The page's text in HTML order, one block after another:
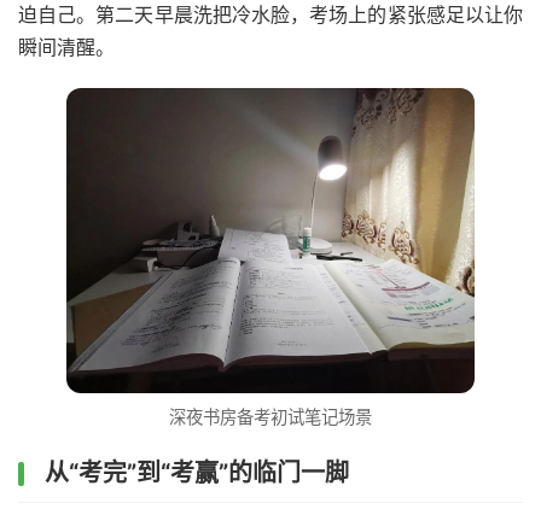
迫自己。第二天早晨洗把冷水脸，考场上的紧张感足以让你
瞬间清醒。
深夜书房备考初试笔记场景
从“考完”到“考赢”的临门一脚